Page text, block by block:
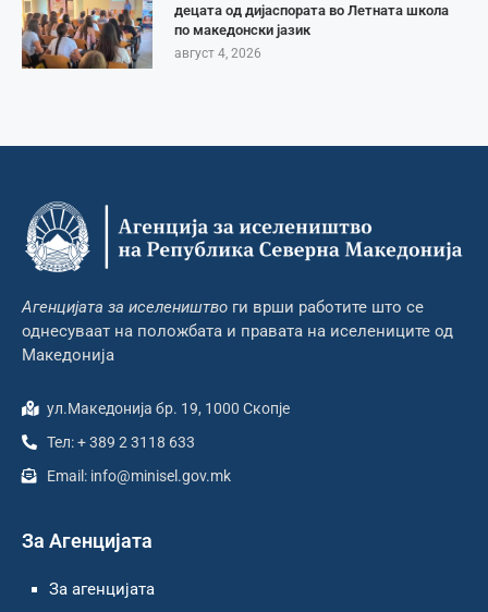
децата од дијаспората во Летната школа
по македонски јазик
август 4, 2026
Агенцијата за иселеништво ги врши работите што се
однесуваат на положбата и правата на иселениците од
Македонија
ул.Македонија бр. 19, 1000 Скопје
Тел: + 389 2 3118 633
Email: info@minisel.gov.mk
За Агенцијата
За агенцијата